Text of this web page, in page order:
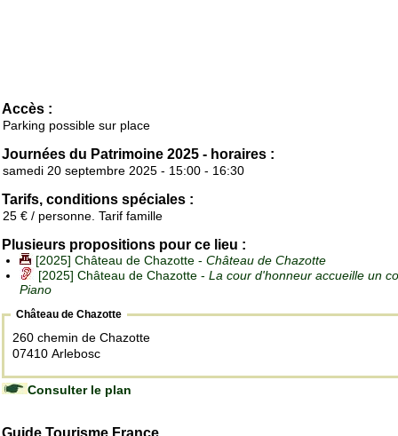
Accès :
Parking possible sur place
Journées du Patrimoine 2025 - horaires :
samedi 20 septembre 2025 - 15:00 - 16:30
Tarifs, conditions spéciales :
25 € / personne. Tarif famille
Plusieurs propositions pour ce lieu :
[2025] Château de Chazotte - Château de Chazotte
[2025] Château de Chazotte - La cour d'honneur accueille un
Piano
Château de Chazotte
260 chemin de Chazotte
07410 Arlebosc
Consulter le plan